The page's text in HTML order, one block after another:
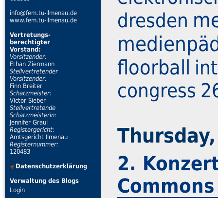
info@fem.tu-ilmenau.de
www.fem.tu-ilmenau.de
Vertretungs-
berechtigter
Vorstand:
Vorsitzender:
Ethan Ziermann
Stellvertretender
Vorsitzender:
Finn Breiter
Schatzmeister:
Victor Sieber
Stellvertretende
Schatzmeisterin:
Jennifer Graul
Registergericht:
Amtsgericht Ilmenau
Registernummer:
120483
Datenschutzerklärung
Verwaltung des Blogs
Login
dresden
floorball
congress
2.